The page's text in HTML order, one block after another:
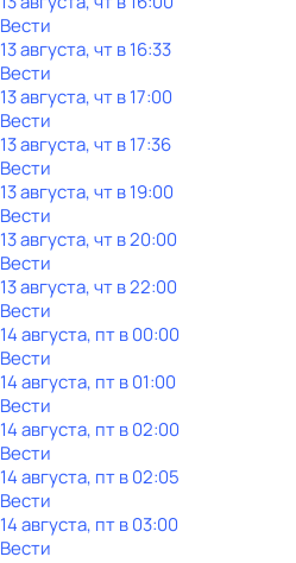
Вести
13 августа, чт в 16:33
Вести
13 августа, чт в 17:00
Вести
13 августа, чт в 17:36
Вести
13 августа, чт в 19:00
Вести
13 августа, чт в 20:00
Вести
13 августа, чт в 22:00
Вести
14 августа, пт в 00:00
Вести
14 августа, пт в 01:00
Вести
14 августа, пт в 02:00
Вести
14 августа, пт в 02:05
Вести
14 августа, пт в 03:00
Вести